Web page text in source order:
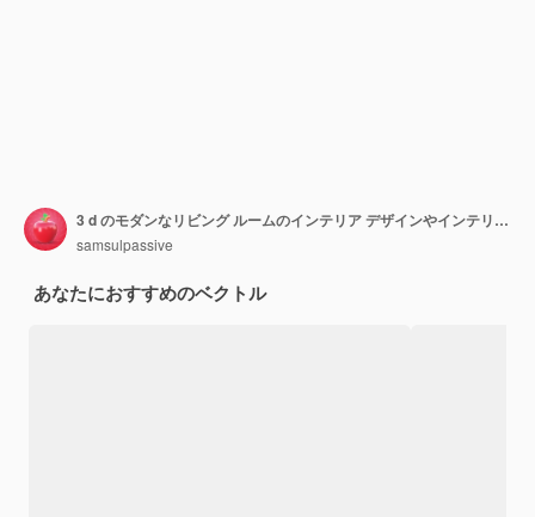
3 d のモダンなリビング ルームのインテリア デザインやインテリアのベクトル図
samsulpassive
あなたにおすすめのベクトル